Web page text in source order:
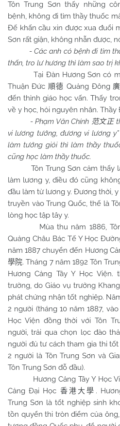
Tôn Trung Sơn thấy những
bệnh, không đi tìm thầy thuốc
Đế khấn cầu xin được xua đuổi
Sơn rất giận, không nhẫn được,
- Các anh có bệnh đi tìm
thấn, tro lư hương thì làm sao trị
Tại Đàn Hương Sơn có
Thuận Đức 順德 Quảng Đông
đến thỉnh giáo học vấn. Thấy
về y học, hỏi nguyên nhân. Thầy
-Phạm Văn Chính 范文正
vi lương tướng, đương vi lương y”
làm tướng giỏi thì làm thầy
cũng học làm thầy thuốc.
Tôn Trung Sơn cảm thấy
làm lương y, điều đó cũng
đầu làm từ lương y. Đương thời,
truyền vào Trung Quốc, thế là
lòng học tập tây y.
Mùa thu năm 1886, Tôn
Quảng Châu Bác Tế Y Học
năm 1887 chuyển đến Hương
學院. Tháng 7 năm 1892 Tôn
Hương Cảng Tây Y Học Viện.
trường, do Giáo vụ trưởng
phát chứng nhận tốt nghiệp.
2 người (tháng 10 năm 1887,
Học Viện đồng thời với Tôn
người, trải qua chọn lọc đào
người đủ tư cách tham gia thi
2 người là Tôn Trung Sơn và
Tôn Trung Sơn đỗ đầu).
Hương Cảng Tây Y Học
Cảng Đại Học 香港大學 .
Trung Sơn là tốt nghiệp sinh
tồn quyển thi tròn điểm của